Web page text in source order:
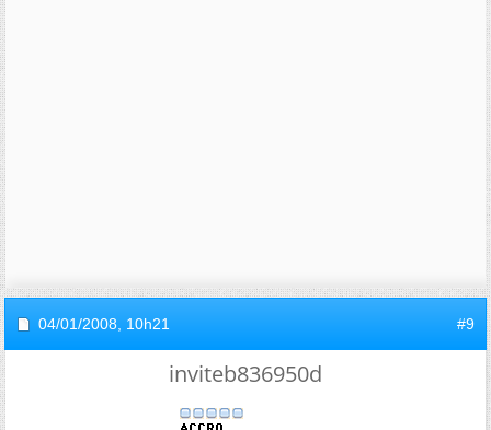
04/01/2008, 10h21 #9
inviteb836950d